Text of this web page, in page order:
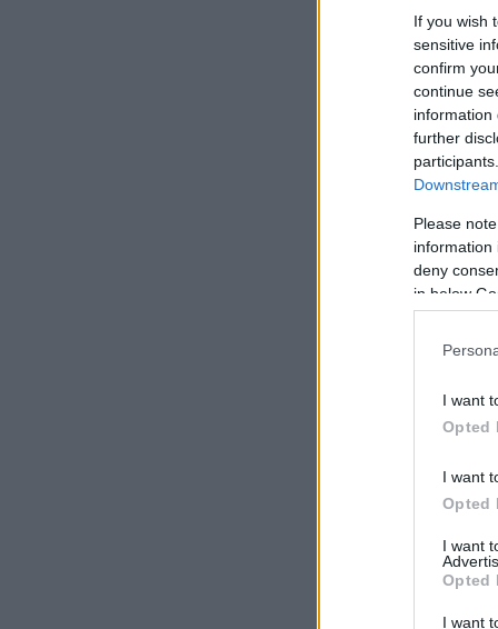
If you wish
sensitive
confirm
continue
information
further
Please
information
deny
in below
I want
Opted
I want
Opted
I want
Opted
I want